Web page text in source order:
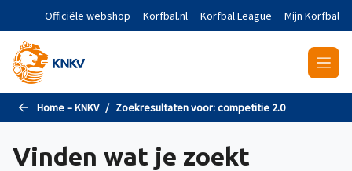
Naar de hoofdinhoud gaan
Officiële webshop Korfbal.nl Korfbal League Mijn Korfbal
Home – KNKV Zoekresultaten voor:competitie 2.0
Vinden wat je zoekt